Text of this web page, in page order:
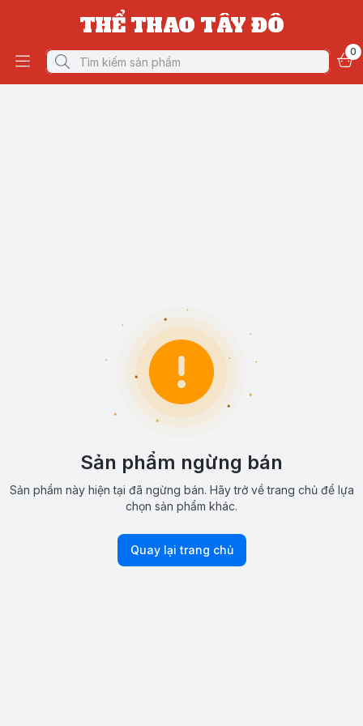
THỂ THAO TÂY ĐÔ
0
Sản phẩm ngừng bán
Sản phẩm này hiện tại đã ngừng bán. Hãy trở về trang chủ để lựa
chọn sản phẩm khác.
Quay lại trang chủ